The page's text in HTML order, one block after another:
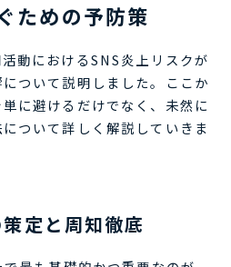
ための予防策
動におけるSNS炎上リスクが
ついて説明しました。ここか
に避けるだけでなく、未然に
ついて詳しく解説していきま
定と周知徹底